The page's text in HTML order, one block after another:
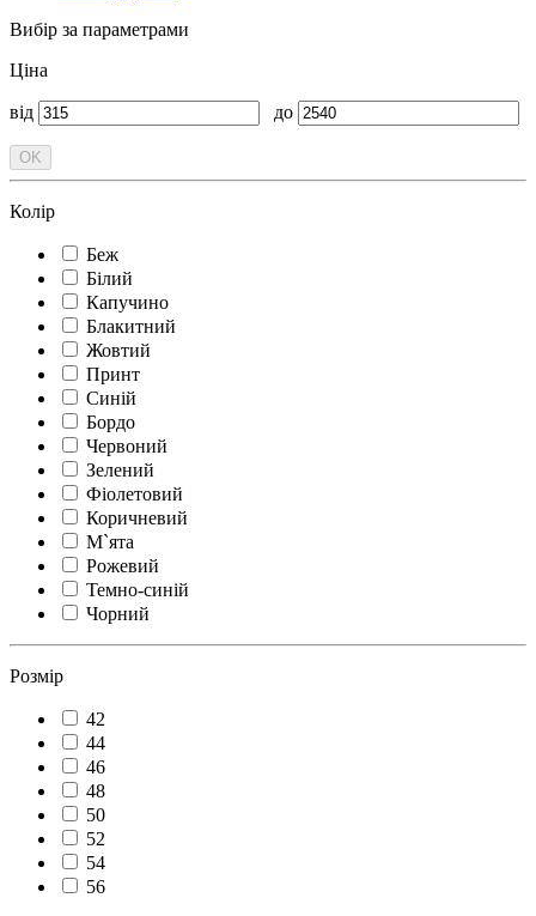
Вибір за параметрами
Ціна
від до
Колір
Беж
Білий
Капучино
Блакитний
Жовтий
Принт
Синій
Бордо
Червоний
Зелений
Фіолетовий
Коричневий
М`ята
Рожевий
Темно-синій
Чорний
Розмір
42
44
46
48
50
52
54
56